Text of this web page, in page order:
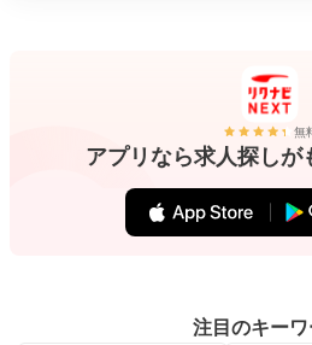
無
アプリなら求人探しが
注目のキーワ